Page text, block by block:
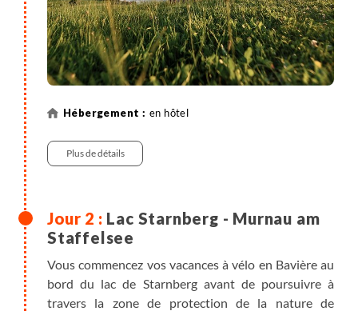
en hôtel
Plus de détails
Lac Starnberg - Murnau am
Staffelsee
Vous commencez vos vacances à vélo en Bavière au
bord du lac de Starnberg avant de poursuivre à
travers la zone de protection de la nature de